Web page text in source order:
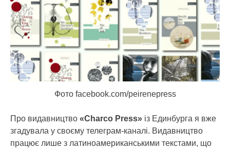
Фото facebook.com/peirenepress
Про видавництво «Charco Press» із Единбурга я вже
згадувала у своєму телеграм-каналі. Видавництво
працює лише з латиноамериканськими текстами, що